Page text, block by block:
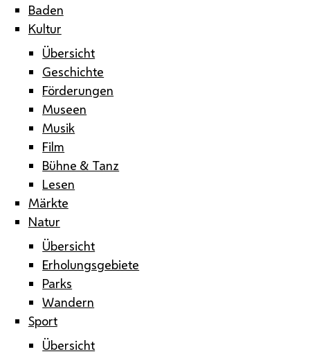
Baden
Kultur
Übersicht
Geschichte
Förderungen
Museen
Musik
Film
Bühne & Tanz
Lesen
Märkte
Natur
Übersicht
Erholungsgebiete
Parks
Wandern
Sport
Übersicht